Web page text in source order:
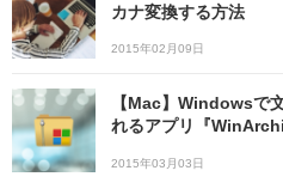
カナ変換する方法
2015年02月09日
【Mac】Windowsで
れるアプリ『
2015年03月03日